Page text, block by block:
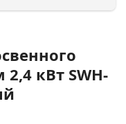
кВт SWH-